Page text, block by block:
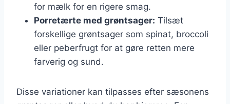
for mælk for en rigere smag.
Porretærte med grøntsager: Tilsæt
forskellige grøntsager som spinat, broccoli
eller peberfrugt for at gøre retten mere
farverig og sund.
Disse variationer kan tilpasses efter sæsonens